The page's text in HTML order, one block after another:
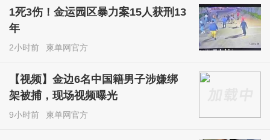
1死3伤！金运园区暴力案15人获刑13
年
2小时前 柬单网官方
【视频】金边6名中国籍男子涉嫌绑
架被捕，现场视频曝光
9小时前 柬单网官方